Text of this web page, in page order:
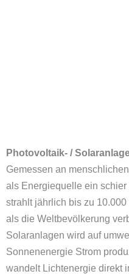
Photovoltaik- /
Gemessen an
als Energiequelle ein schier
strahlt jährlich bis zu
als die Weltbevölkerung
Solaranlagen wird auf
Sonnenenergie Strom
wandelt Lichtenergie direkt